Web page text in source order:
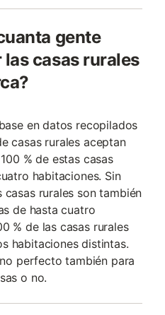
gente
casas rurales
en datos recopilados
casas rurales aceptan
% de estas casas
habitaciones. Sin
casas rurales son también
de hasta cuatro
% de las casas rurales
habitaciones distintas.
perfecto también para
o no.